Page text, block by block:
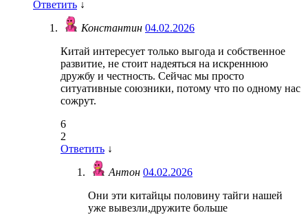
Ответить ↓
Константин 04.02.2026
Китай интересует только выгода и собственное
развитие, не стоит надеяться на искреннюю
дружбу и честность. Сейчас мы просто
ситуативные союзники, потому что по одному нас
сожрут.
6
2
Ответить ↓
Антон 04.02.2026
Они эти китайцы половину тайги нашей
уже вывезли,дружите больше